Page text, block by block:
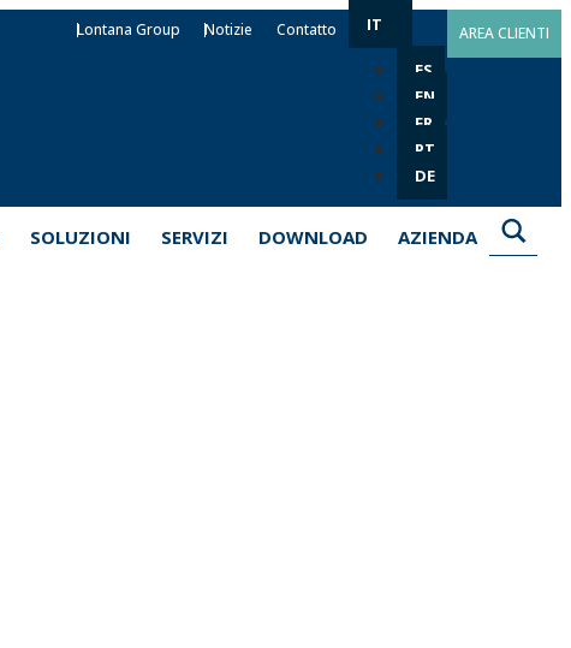
Lontana Group Notizie Contatto IT
ES
EN
FR
PT
DE
AREA CLIENTI
SOLUZIONI SERVIZI DOWNLOAD AZIENDA